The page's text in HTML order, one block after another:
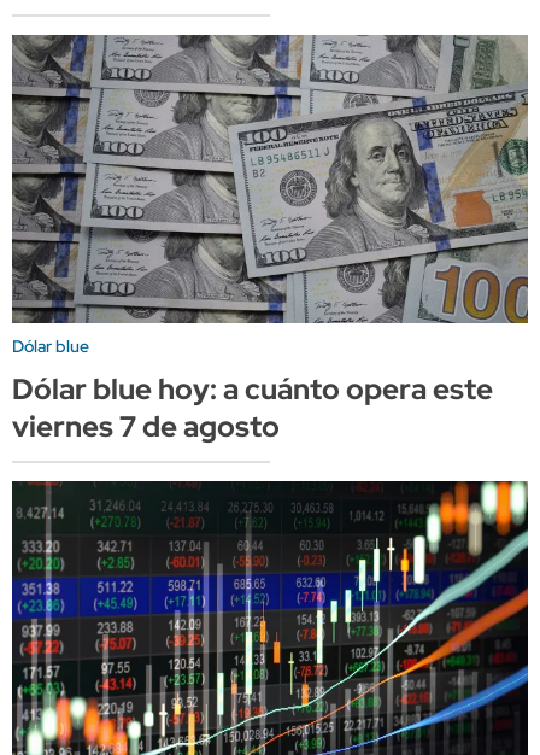
Dólar blue
Dólar blue hoy: a cuánto opera este
viernes 7 de agosto